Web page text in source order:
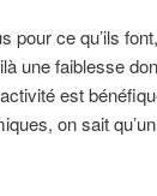
ce qu’ils
une faiblesse
est
on sait